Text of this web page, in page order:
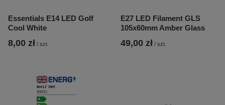
Essentials E14 LED Golf
Cool White
8,00 zł / szt.
E27 LED Filament GLS
105x60mm Amber Glass
49,00 zł / szt.